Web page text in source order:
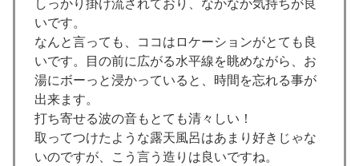
しっかり掛け流されており、なかなか気持ちが良
いです。
なんと言っても、ココはロケーションがとても良
いです。目の前に広がる水平線を眺めながら、お
湯にボーっと浸かっていると、時間を忘れる事が
出来ます。
打ち寄せる波の音もとても清々しい！
取ってつけたような露天風呂はあまり好きじゃな
いのですが、こう言う造りは良いですね。